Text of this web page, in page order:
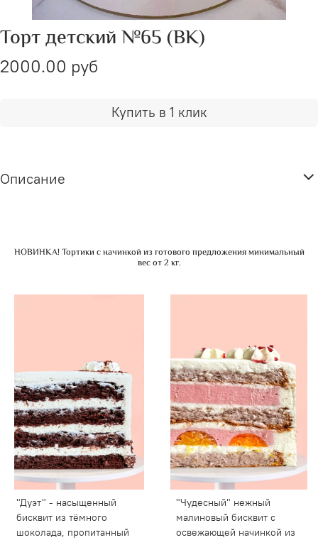
Торт детский №65 (ВК)
2000.00 руб
Купить в 1 клик
Описание
НОВИНКА! Тортики с начинкой из готового предложения минимальный
вес от 2 кг.
"Дуэт" - насыщенный
бисквит из тёмного
шоколада, пропитанный
"Чудесный" нежный
малиновый бисквит с
освежающей начинкой из